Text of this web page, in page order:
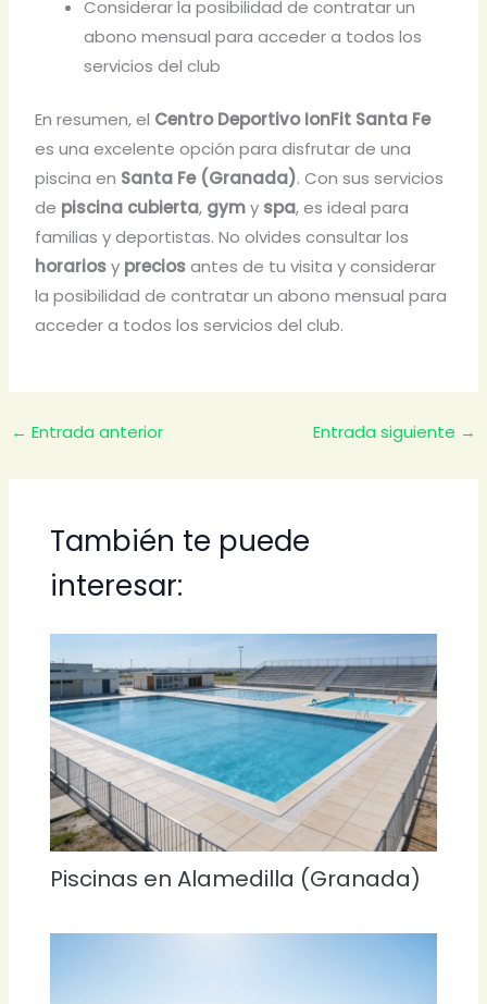
Considerar la posibilidad de contratar un
abono mensual para acceder a todos los
servicios del club
En resumen, el Centro Deportivo IonFit Santa Fe
es una excelente opción para disfrutar de una
piscina en Santa Fe (Granada). Con sus servicios
de piscina cubierta, gymy spa, es ideal para
familias y deportistas. No olvides consultar los
horariosy preciosantes de tu visita y considerar
la posibilidad de contratar un abono mensual para
acceder a todos los servicios del club.
← Entrada anterior Entrada siguiente →
También te puede
interesar:
Piscinas en Alamedilla (Granada)